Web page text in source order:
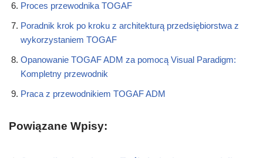
Proces przewodnika TOGAF
Poradnik krok po kroku z architekturą przedsiębiorstwa z
wykorzystaniem TOGAF
Opanowanie TOGAF ADM za pomocą Visual Paradigm:
Kompletny przewodnik
Praca z przewodnikiem TOGAF ADM
Powiązane Wpisy: